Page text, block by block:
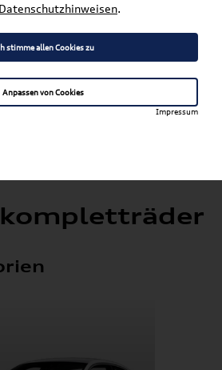
Datenschutzhinweisen.
stimme allen Cookies zu
Anpassen von Cookies
Impressum